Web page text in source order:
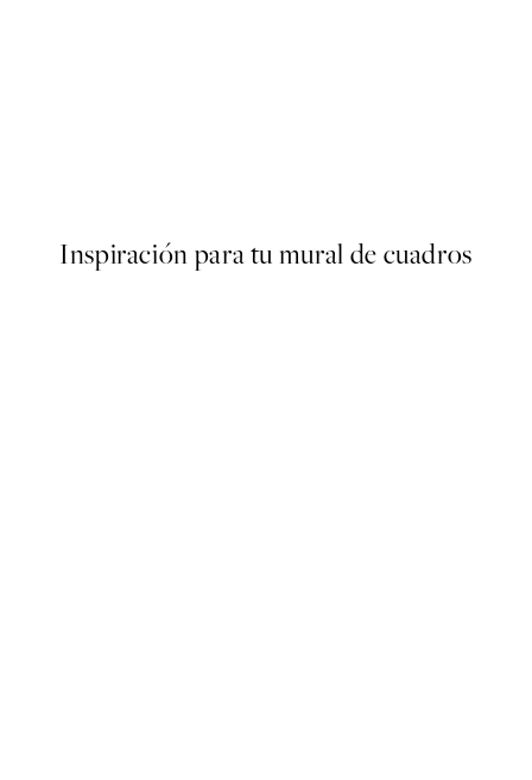
Inspiración para tu mural de cuadros